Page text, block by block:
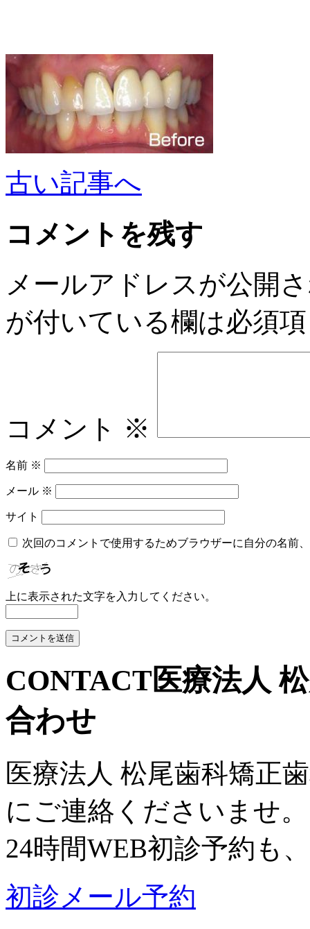
古い記事へ
コメントを残す
メールアドレスが公開
が付いている欄は必須
コメント ※
名前 ※
メール ※
サイト
次回のコメントで使用するためブラウザーに自分の名前
上に表示された文字を入力してください。
CONTACT医療法人
合わせ
医療法人 松尾歯科矯正
にご連絡くださいませ。
24時間WEB初診予約も
初診メール予約